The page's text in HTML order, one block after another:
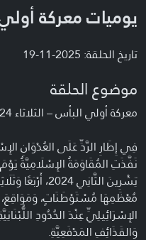
يوميات معركة
تاريخ الحلقة: 2025-11-19
موضوع الحلقة
معركة أولي البأس – الثلاثاء 19/11/2024
فِي إِطَارِ الرَّدِّ عَلَى العُدْوَانِ
نَفَّذَتِ المُقَاوَمَةُ الإِسْلَامِيَّةُ يَوْمَ
تِشْرِينَ الثَّانِي
مُعْظَمِهَا مُسْتَوْطَنَاتٍ، وَمَوَاقِعَ،
الإِسْرَائِيلِيِّ عِنْدَ الحُدُودِ
وَالقَذَائِفِ المَدْفَعِيَّةِ.